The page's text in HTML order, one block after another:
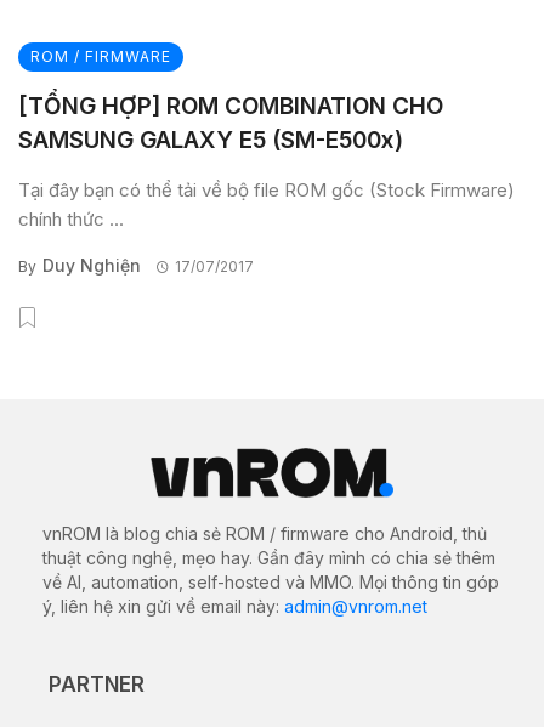
ROM / FIRMWARE
[TỔNG HỢP] ROM COMBINATION CHO
SAMSUNG GALAXY E5 (SM-E500x)
Tại đây bạn có thể tải về bộ file ROM gốc (Stock Firmware)
chính thức ...
By Duy Nghiện 17/07/2017
vnROM là blog chia sẻ ROM / firmware cho Android, thủ
thuật công nghệ, mẹo hay. Gần đây mình có chia sẻ thêm
về AI, automation, self-hosted và MMO. Mọi thông tin góp
ý, liên hệ xin gửi về email này: admin@vnrom.net
PARTNER